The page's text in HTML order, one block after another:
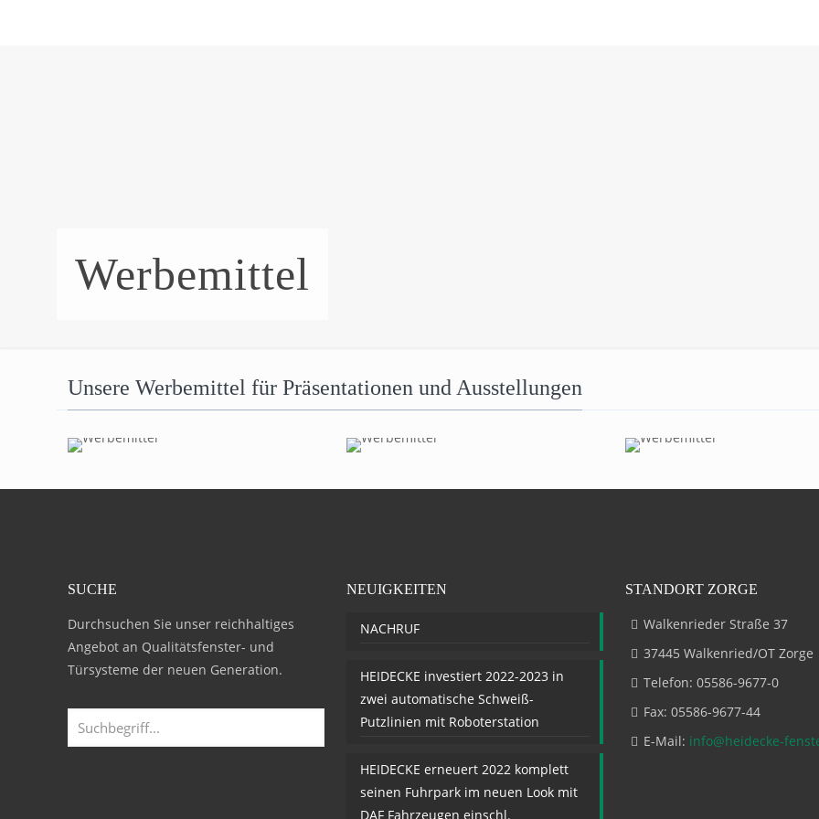
Werbemittel
Unsere Werbemittel für Präsentationen und Ausstellungen
SUCHE
Durchsuchen Sie unser reichhaltiges
Angebot an Qualitätsfenster- und
Türsysteme der neuen Generation.
NEUIGKEITEN
NACHRUF
HEIDECKE investiert 2022-2023 in
zwei automatische Schweiß-
Putzlinien mit Roboterstation
HEIDECKE erneuert 2022 komplett
seinen Fuhrpark im neuen Look mit
DAF Fahrzeugen einschl.
STANDORT ZORGE
Walkenrieder Straße 37
37445 Walkenried/OT Zorge
Telefon: 05586-9677-0
Fax: 05586-9677-44
E-Mail: info@heidecke-